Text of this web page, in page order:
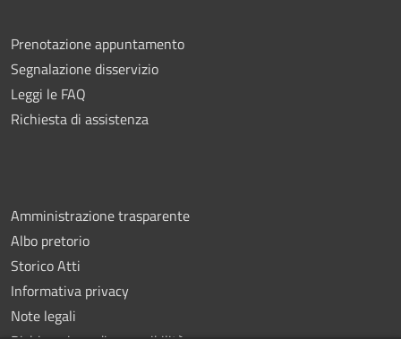
Prenotazione appuntamento
Segnalazione disservizio
Leggi le FAQ
Richiesta di assistenza
Amministrazione trasparente
Albo pretorio
Storico Atti
Informativa privacy
Note legali